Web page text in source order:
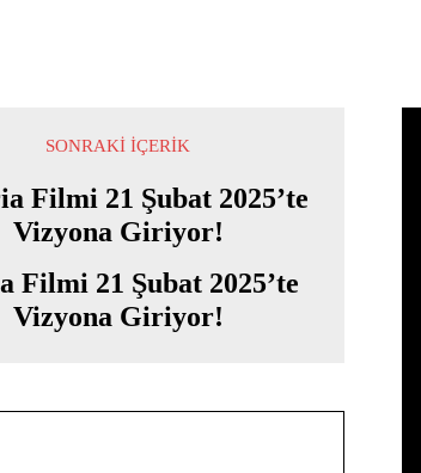
SONRAKI İÇERIK
Filmi 21 Şubat 2025’te
Vizyona Giriyor!